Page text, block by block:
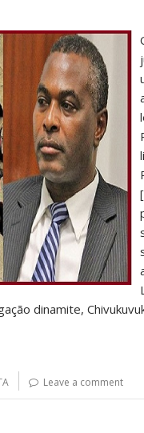
dinamite,
Leave a comment